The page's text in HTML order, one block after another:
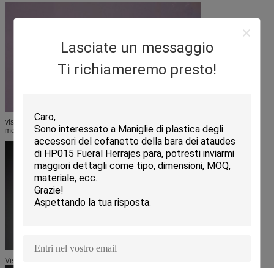
Lasciate un messaggio
Ti richiameremo presto!
vista laterale del prodotto nessuna maniglia del gabinetto dell'ufficio di 6009
metalli
Vista laterale della maniglia 6009